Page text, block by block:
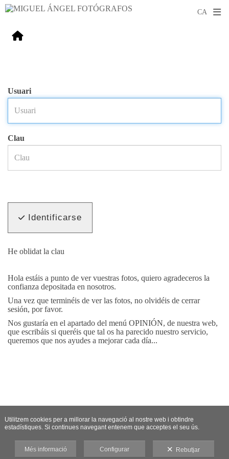
Usuari
Clau
Identificarse
He oblidat la clau
Hola estáis a punto de ver vuestras fotos, quiero agradeceros la
confianza depositada en nosotros.
Una vez que terminéis de ver las fotos, no olvidéis de cerrar
sesión, por favor.
Nos gustaría en el apartado del menú OPINIÓN, de nuestra web,
que escribáis si queréis que tal os ha parecido nuestro servicio,
queremos que nos ayudes a mejorar cada día...
Utilitzem cookies per a millorar la navegació al nostre web i obtindre
estadístiques. Si continues navegant entenem que acceptes el seu ús.
Més informació Configurar Rebutjar